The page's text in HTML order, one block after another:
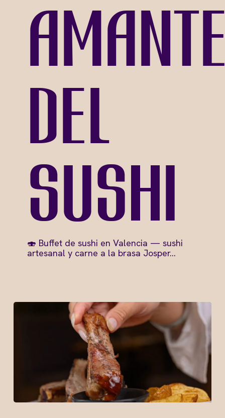
del
sushi
🍣 Buffet de sushi en Valencia — sushi
artesanal y carne a la brasa Josper…